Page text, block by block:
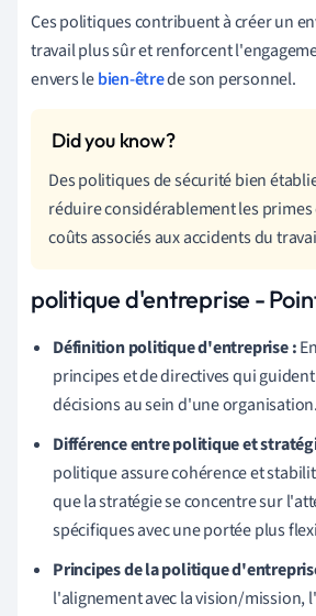
Ces politiques contribuent à créer un
travail plus sûr et renforcent
envers lebien-êtrede son personnel.
Des politiques de sécurité bien
réduire considérablement les primes
coûts associés aux accidents du
politique d'entreprise -
Définition politique d'entreprise :
principes et de directives qui
décisions au sein d'une organisation.
Différence entre politique et
politique assure cohérence et
que la stratégie se concentre sur
spécifiques avec une portée plus
Principes de la politique
l'alignement avec la vision/mission,